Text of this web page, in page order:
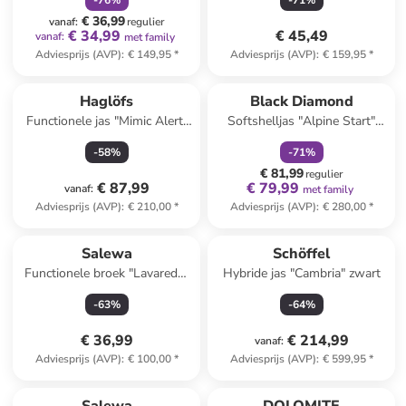
vanaf: € 36,99regulier
vanaf: € 34,99 met family
Adviesprijs (AVP): € 149,95*
€ 45,49
Adviesprijs (AVP): € 159,95*
Haglöfs
Functionele jas "Mimic Alert"
kaki
-58%
vanaf: € 87,99
Adviesprijs (AVP): € 210,00*
Black Diamond
Softshelljas "Alpine Start"
lichtblauw
-71%
€ 81,99regulier
€ 79,99 met family
Adviesprijs (AVP): € 280,00*
Salewa
Functionele broek "Lavaredo"
rood
-63%
€ 36,99
Adviesprijs (AVP): € 100,00*
Schöffel
Hybride jas "Cambria" zwart
-64%
vanaf: € 214,99
Adviesprijs (AVP): € 599,95*